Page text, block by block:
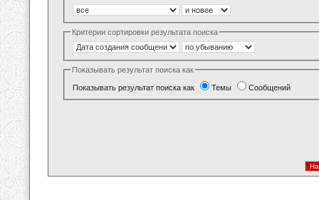
Критерии сортировки результата поиска
Показывать результат поиска как
Показывать результат поиска как Темы Сообщений